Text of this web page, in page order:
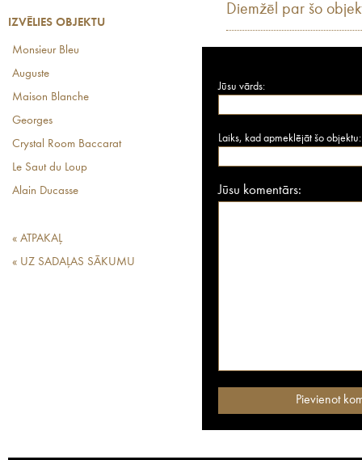
IZVĒLIES OBJEKTU
Monsieur Bleu
Auguste
Maison Blanche
Georges
Crystal Room Baccarat
Le Saut du Loup
Alain Ducasse
« ATPAKAĻ
« UZ SADAĻAS SĀKUMU
Diemžēl par šo
Jūsu vārds:
Laiks, kad apmeklējāt šo objektu:
Jūsu komentārs: